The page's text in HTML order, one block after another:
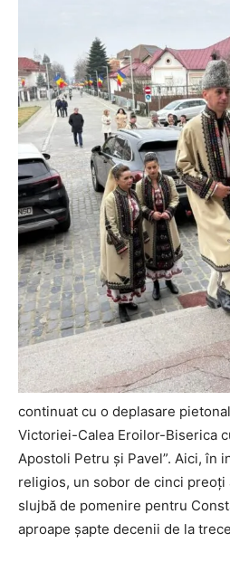
continuat cu o deplasare
Victoriei-Calea Eroilor-Biserica
Apostoli Petru și Pavel”. Aici, în
religios, un sobor de cinci preoți
slujbă de pomenire pentru
aproape șapte decenii de la